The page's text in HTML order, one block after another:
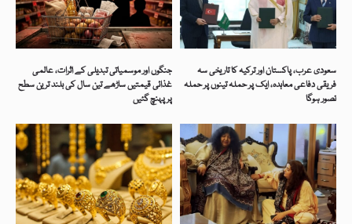
جنگوں اور موسمیاتی تبدیلی کے اثرات، عالمی
غذائی قیمتیں ساڑھے تین سال کی بلند ترین سطح
پر پہنچ گئیں
سعودی عرب، پاکستان اور ترکیہ کا تاریخی سہ
فریقی دفاعی معاہدہ، ایک پر حملہ تینوں پر حملہ
تصور ہوگا